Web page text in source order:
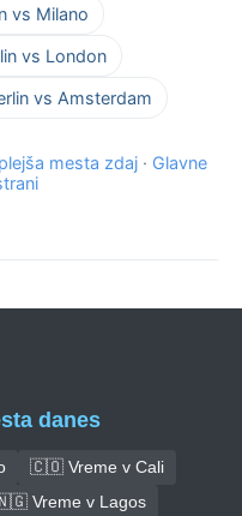
vs Milano
vs London
vs Amsterdam
mesta zdaj · Glavne
danes
🇨🇴 Vreme v Cali
Vreme v Lagos